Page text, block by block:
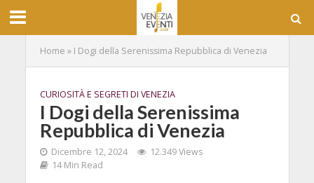
Home » I Dogi della Serenissima Repubblica di Venezia
CURIOSITÀ E SEGRETI DI VENEZIA
I Dogi della Serenissima
Repubblica di Venezia
Dicembre 12, 2024
12.349 Views
14 Min Read